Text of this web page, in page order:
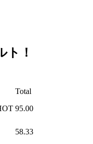
ト！
Total
95.00
58.33